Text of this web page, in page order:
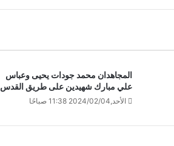
المجاهدان محمد جودات يحيى وعباس
علي مبارك شهيدين على طريق القدس
الأحد,2024/02/04 11:38 صباحًا